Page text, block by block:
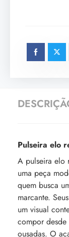
Pulseira elo
A pulseira elo
uma peça
quem busca
marcante.
um visual
compor desde
ousadas. O